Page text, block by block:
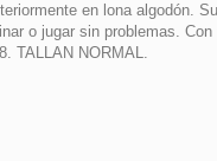
en lona algodón.
o jugar sin problemas.
TALLAN NORMAL.